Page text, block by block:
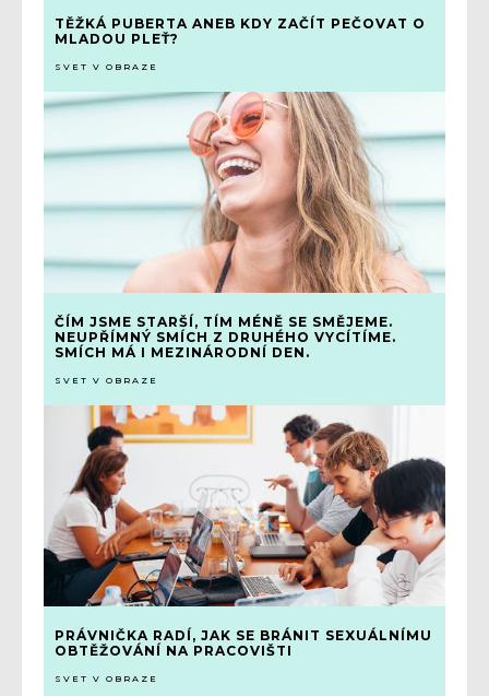
TĚŽKÁ PUBERTA ANEB KDY ZAČÍT PEČOVAT O
MLADOU PLEŤ?
SVET V OBRAZE
ČÍM JSME STARŠÍ, TÍM MÉNĚ SE SMĚJEME.
NEUPŘÍMNÝ SMÍCH Z DRUHÉHO VYCÍTÍME.
SMÍCH MÁ I MEZINÁRODNÍ DEN.
SVET V OBRAZE
PRÁVNIČKA RADÍ, JAK SE BRÁNIT SEXUÁLNÍMU
OBTĚŽOVÁNÍ NA PRACOVIŠTI
SVET V OBRAZE